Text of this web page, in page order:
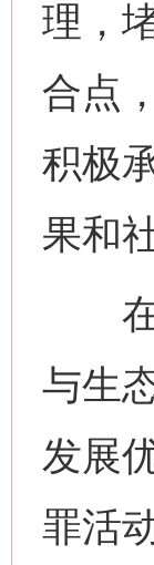
理，
合点
积极
果和
在
与生
发展
罪活